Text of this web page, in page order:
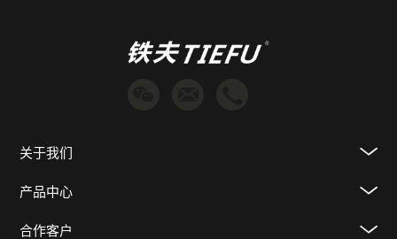
关于我们
产品中心
合作客户